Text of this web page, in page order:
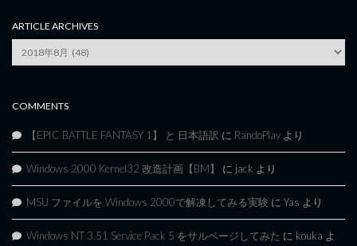
ARTICLE ARCHIVES
Article
Archives
COMMENTS
【EPIC BATTLE FANTASY 1】 と 日本語訳 に RandoPlay より
Windows 2000 Kernel32 改造計画【BM】 に jack より
MSU ファイルを Windows 2000で解凍してみる実験 に Yas より
Windows NT 3.51 Service Pack 5 をサルベージしてみた に kouka よ